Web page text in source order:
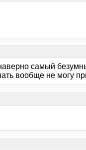
наверно самый
вообще не могу